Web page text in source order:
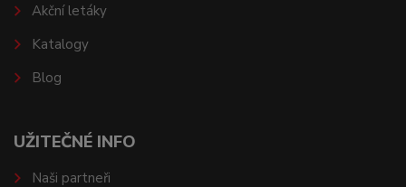
Akční letáky
Katalogy
Blog
UŽITEČNÉ INFO
Naši partneři